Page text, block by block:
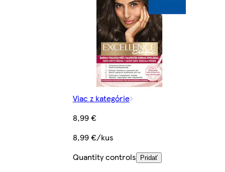
Viac z kategórie
8,99 €
8,99 €/kus
Quantity controls
Pridať